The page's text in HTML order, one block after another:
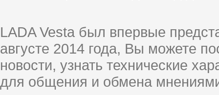
LADA Vesta был впервые
августе 2014 года, Вы можете
новости, узнать технические
для общения и обмена